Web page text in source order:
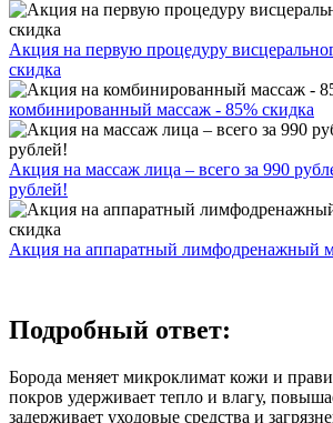
Акция на первую процедуру
скидка
комбинированный массаж - 85% скидка
Акция на массаж лица – всего за 990
рублей!
Акция на аппаратный лимфодренажный
Подробный ответ:
Борода меняет микроклимат кожи и
покров удерживает тепло и влагу,
задерживает уходовые средства и